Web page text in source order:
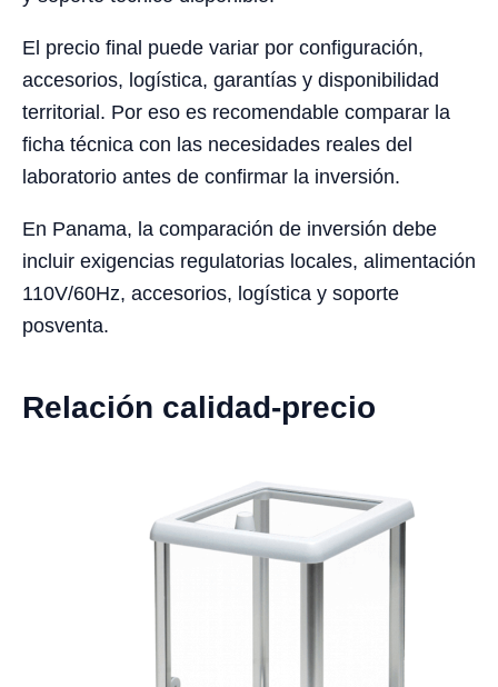
El precio final puede variar por configuración,
accesorios, logística, garantías y disponibilidad
territorial. Por eso es recomendable comparar la
ficha técnica con las necesidades reales del
laboratorio antes de confirmar la inversión.
En Panama, la comparación de inversión debe
incluir exigencias regulatorias locales, alimentación
110V/60Hz, accesorios, logística y soporte
posventa.
Relación calidad-precio